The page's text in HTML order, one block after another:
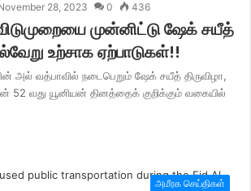
28, 2023 0 436
முன்னிட்டு ஷேக் சயீத்
உற்சாக ஏற்பாடுகள்!!
அல் வத்பாவில் நடைபெறும் ஷேக் சயீத் திருவிழா,
52 வது யூனியன் தினத்தைக் குறிக்கும் வகையில்
அமீரக செய்திகள்